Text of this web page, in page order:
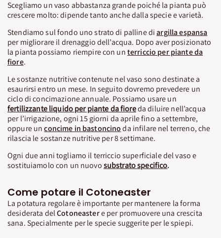
Scegliamo un vaso abbastanza grande poiché la pianta può
crescere molto: dipende tanto anche dalla specie e varietà.
Stendiamo sul fondo uno strato di palline diargilla espansa
per migliorare il drenaggio dell’acqua. Dopo aver posizionato
la pianta possiamo riempire con unterriccio per piante da
fiore.
Le sostanze nutritive contenute nel vaso sono destinate a
esaurirsi entro un mese. In seguito dovremo prevedere un
ciclo di concimazione annuale. Possiamo usare un
fertilizzante liquido per piante da fioreda diluire nell’acqua
per l’irrigazione, ogni 15 giorni da aprile fino a settembre,
oppure unconcime in bastoncinoda infilare nel terreno, che
rilascia le sostanze nutritive per 8 settimane.
Ogni due anni togliamo il terriccio superficiale del vaso e
sostituiamolo con un nuovosubstrato specifico.
Come potare il Cotoneaster
La potatura regolare è importante per mantenere la forma
desiderata delCotoneastere per promuovere una crescita
sana. Specialmente per le specie suggerite per le spiepi.